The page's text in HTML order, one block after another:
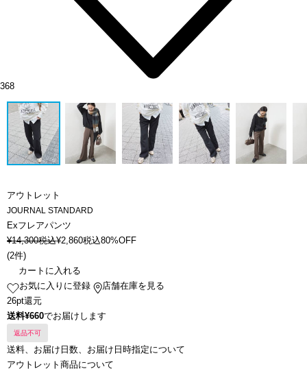
368
アウトレット
JOURNAL STANDARD
Exフレアパンツ
¥14,300税込¥2,860税込80%OFF
(2件)
カートに入れる
お気に入りに登録
店舗在庫を見る
26pt還元
送料¥660でお届けします
返品不可
送料、お届け日数、お届け日時指定について
アウトレット商品について